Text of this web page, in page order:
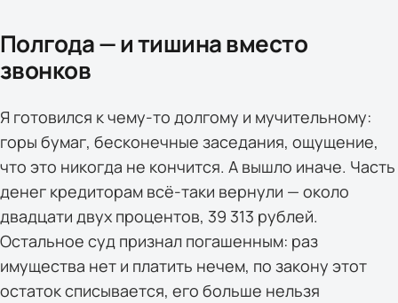
Полгода — и тишина вместо
звонков
Я готовился к чему-то долгому и мучительному:
горы бумаг, бесконечные заседания, ощущение,
что это никогда не кончится. А вышло иначе. Часть
денег кредиторам всё-таки вернули — около
двадцати двух процентов, 39 313 рублей.
Остальное суд признал погашенным: раз
имущества нет и платить нечем, по закону этот
остаток списывается, его больше нельзя